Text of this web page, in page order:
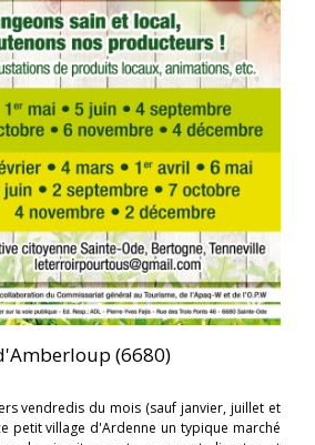
(6680)
vendredis du mois (sauf janvier, juillet et
petit village d'Ardenne un typique marché